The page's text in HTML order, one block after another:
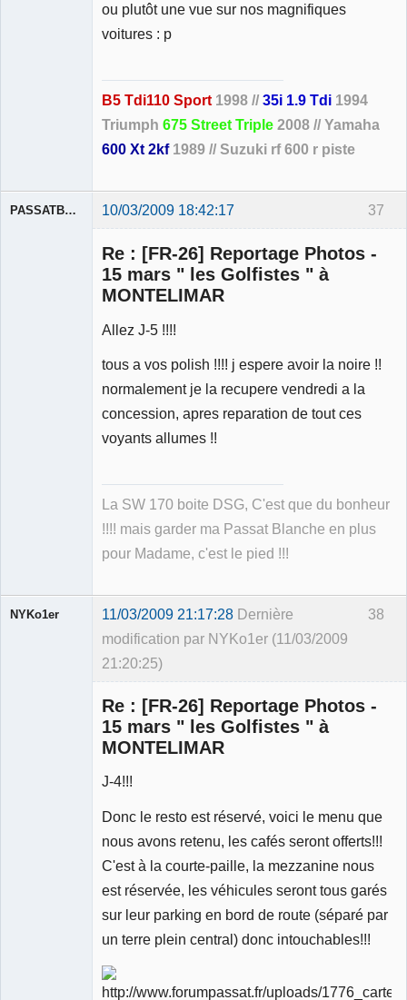
ou plutôt une vue sur nos magnifiques
voitures : p
B5 Tdi110 Sport 1998 // 35i 1.9 Tdi 1994
Triumph 675 Street Triple 2008 // Yamaha
600 Xt 2kf1989 // Suzuki rf 600 r piste
37
PASSATBLANCHE 10/03/2009 18:42:17
Re : [FR-26] Reportage Photos -
15 mars " les Golfistes " à
MONTELIMAR
Allez J-5 !!!!
tous a vos polish !!!! j espere avoir la noire !!
normalement je la recupere vendredi a la
concession, apres reparation de tout ces
voyants allumes !!
La SW 170 boite DSG, C'est que du bonheur
!!!! mais garder ma Passat Blanche en plus
pour Madame, c'est le pied !!!
38
NYKo1er 11/03/2009 21:17:28 Dernière
modification par NYKo1er (11/03/2009
21:20:25)
Re : [FR-26] Reportage Photos -
15 mars " les Golfistes " à
MONTELIMAR
J-4!!!
Donc le resto est réservé, voici le menu que
nous avons retenu, les cafés seront offerts!!!
C'est à la courte-paille, la mezzanine nous
est réservée, les véhicules seront tous garés
sur leur parking en bord de route (séparé par
un terre plein central) donc intouchables!!!